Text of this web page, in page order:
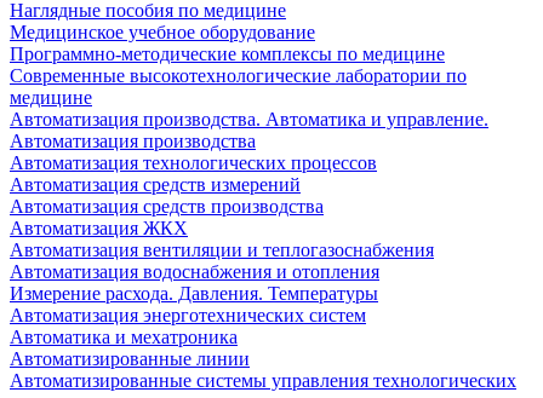
Наглядные пособия по медицине
Медицинское учебное оборудование
Программно-методические комплексы по медицине
Современные высокотехнологические лаборатории по
медицине
Автоматизация производства. Автоматика и управление.
Автоматизация производства
Автоматизация технологических процессов
Автоматизация средств измерений
Автоматизация средств производства
Автоматизация ЖКХ
Автоматизация вентиляции и теплогазоснабжения
Автоматизация водоснабжения и отопления
Измерение расхода. Давления. Температуры
Автоматизация энерготехнических систем
Автоматика и мехатроника
Автоматизированные линии
Автоматизированные системы управления технологических